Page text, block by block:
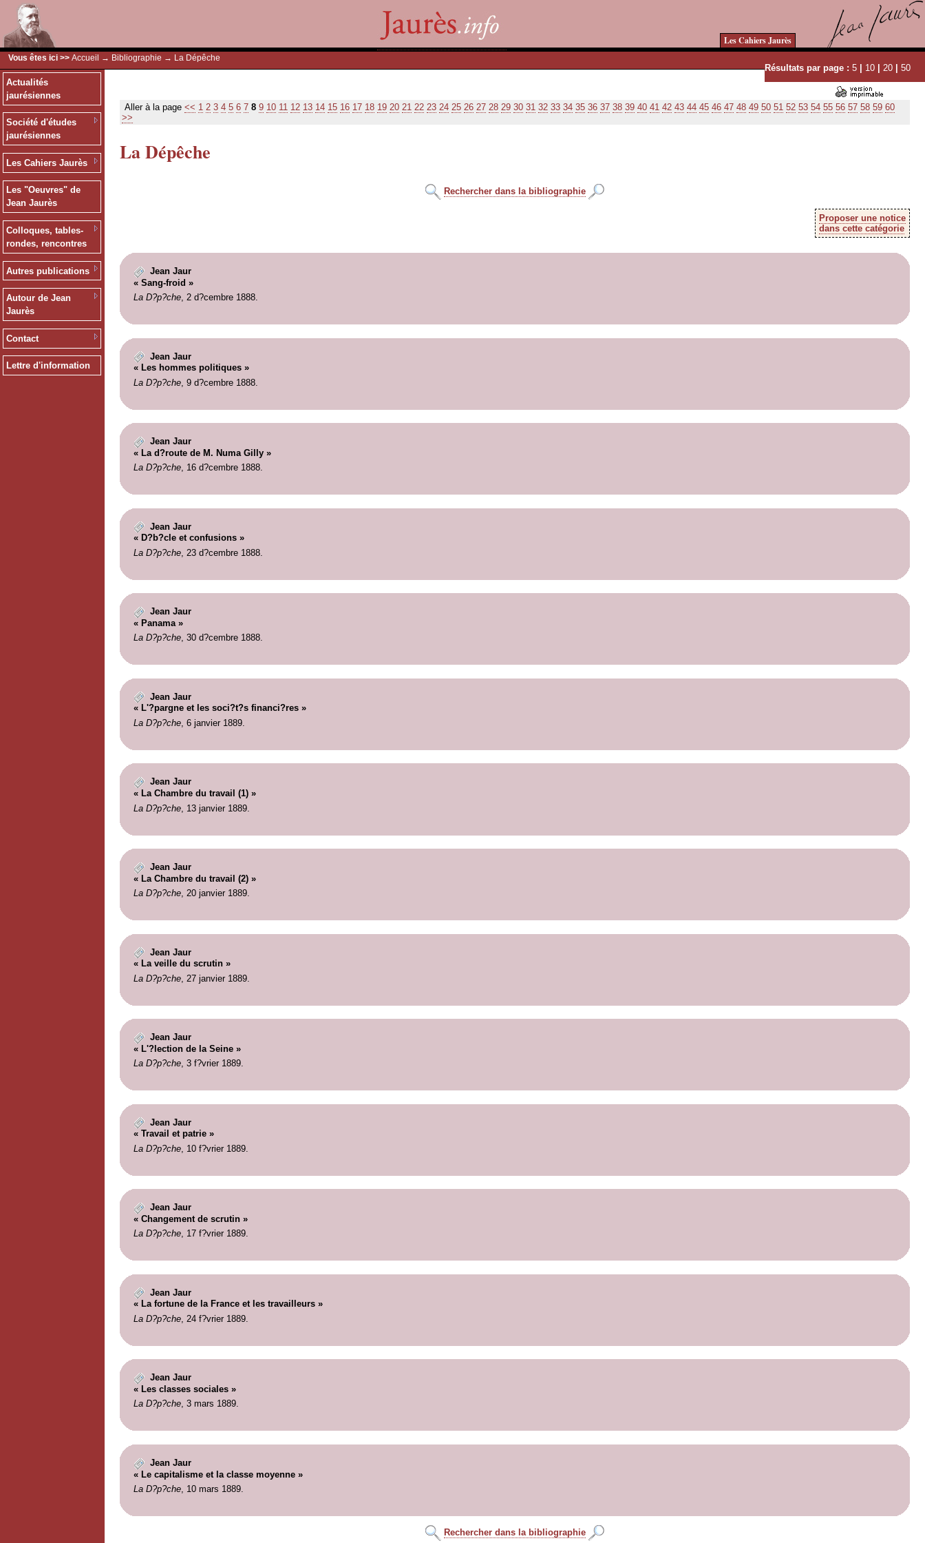
Les Cahiers Jaurès
Vous êtes ici >> Accueil → Bibliographie → La Dépêche
Résultats par page : 5 | 10 | 20 | 50
Actualités
jaurésiennes
Société d'études
jaurésiennes
Les Cahiers Jaurès
Les "Oeuvres" de
Jean Jaurès
Colloques, tables-
rondes, rencontres
Autres publications
Autour de Jean
Jaurès
Contact
Lettre d'information
Aller à la page << 1 2 3 4 5 6 7 8 9 10 11 12 13 14 15 16 17 18 19 20 21 22 23 24 25 26 27 28 29 30 31 32 33 34 35 36 37 38 39 40 41 42 43 44 45 46 47 48 49 50 51 52 53 54 55 56 57 58 59 60
>>
La Dépêche
Rechercher dans la bibliographie
Proposer une notice
dans cette catégorie
Jean Jaur
« Sang-froid »
La D?p?che, 2 d?cembre 1888.
Jean Jaur
« Les hommes politiques »
La D?p?che, 9 d?cembre 1888.
Jean Jaur
« La d?route de M. Numa Gilly »
La D?p?che, 16 d?cembre 1888.
Jean Jaur
« D?b?cle et confusions »
La D?p?che, 23 d?cembre 1888.
Jean Jaur
« Panama »
La D?p?che, 30 d?cembre 1888.
Jean Jaur
« L'?pargne et les soci?t?s financi?res »
La D?p?che, 6 janvier 1889.
Jean Jaur
« La Chambre du travail (1) »
La D?p?che, 13 janvier 1889.
Jean Jaur
« La Chambre du travail (2) »
La D?p?che, 20 janvier 1889.
Jean Jaur
« La veille du scrutin »
La D?p?che, 27 janvier 1889.
Jean Jaur
« L'?lection de la Seine »
La D?p?che, 3 f?vrier 1889.
Jean Jaur
« Travail et patrie »
La D?p?che, 10 f?vrier 1889.
Jean Jaur
« Changement de scrutin »
La D?p?che, 17 f?vrier 1889.
Jean Jaur
« La fortune de la France et les travailleurs »
La D?p?che, 24 f?vrier 1889.
Jean Jaur
« Les classes sociales »
La D?p?che, 3 mars 1889.
Jean Jaur
« Le capitalisme et la classe moyenne »
La D?p?che, 10 mars 1889.
Rechercher dans la bibliographie